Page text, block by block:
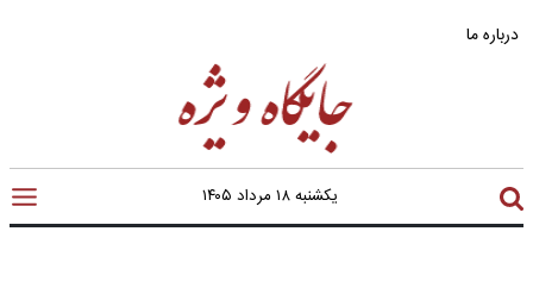
درباره ما
یکشنبه ۱۸ مرداد ۱۴۰۵